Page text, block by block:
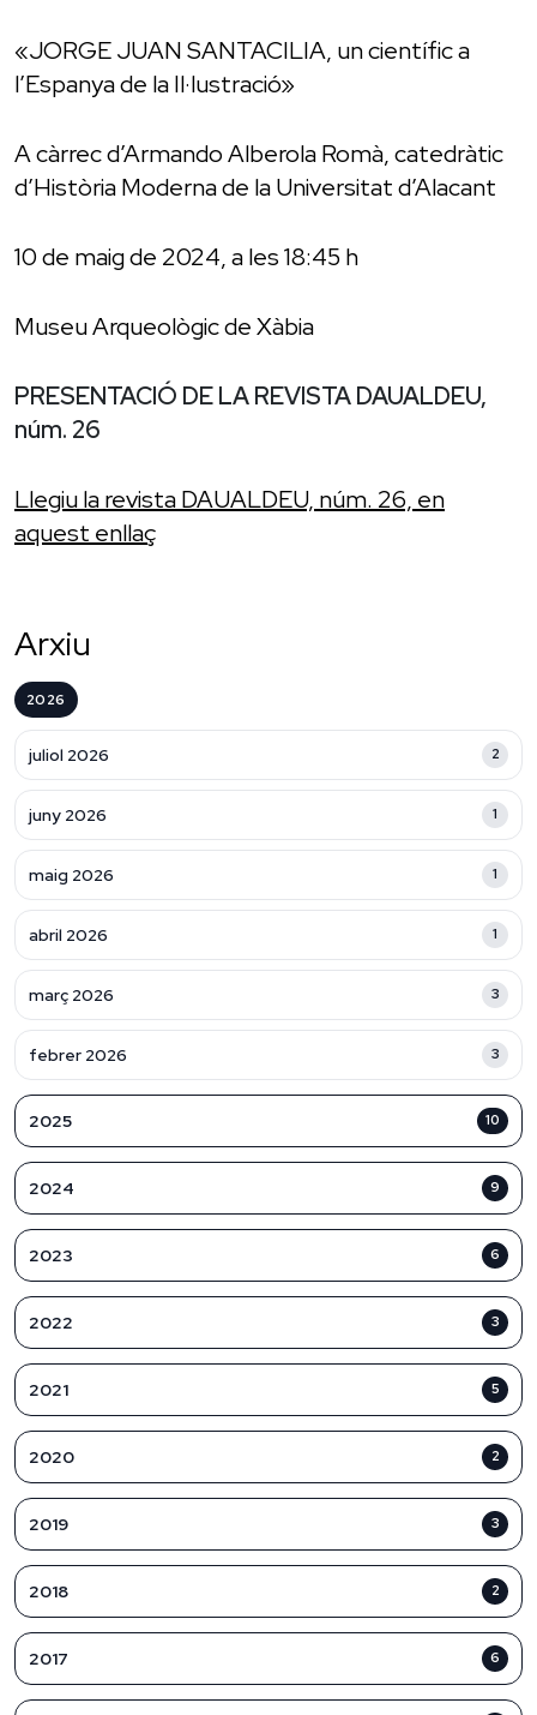
«JORGE JUAN SANTACILIA, un científic a
l’Espanya de la Il·lustració»
A càrrec d’Armando Alberola Romà, catedràtic
d’Història Moderna de la Universitat d’Alacant
10 de maig de 2024, a les 18:45 h
Museu Arqueològic de Xàbia
PRESENTACIÓ DE LA REVISTA DAUALDEU,
núm. 26
Llegiu la revista DAUALDEU, núm. 26, en
aquest enllaç
Arxiu
2026
juliol 2026 2
juny 2026 1
maig 2026 1
abril 2026 1
març 2026 3
febrer 2026 3
2025 10
2024 9
2023 6
2022 3
2021 5
2020 2
2019 3
2018 2
2017 6